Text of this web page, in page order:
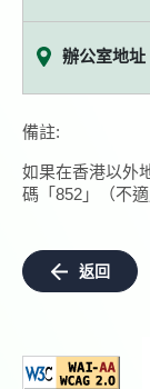
辦公室地址
備註:
如果在香港以外
碼「852」（不
返回